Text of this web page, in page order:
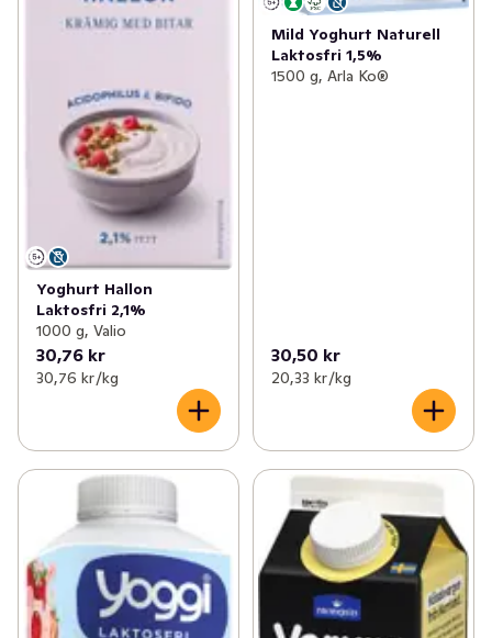
Yoghurt Hallon
Laktosfri 2,1%
1000 g, Valio
30,76 kr
30,76 kr /kg
Mild Yoghurt Naturell
Laktosfri 1,5%
1500 g, Arla Ko®
30,50 kr
20,33 kr /kg